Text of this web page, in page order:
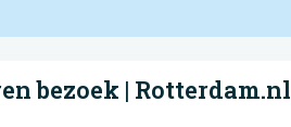
bezoek | Rotterdam.nl